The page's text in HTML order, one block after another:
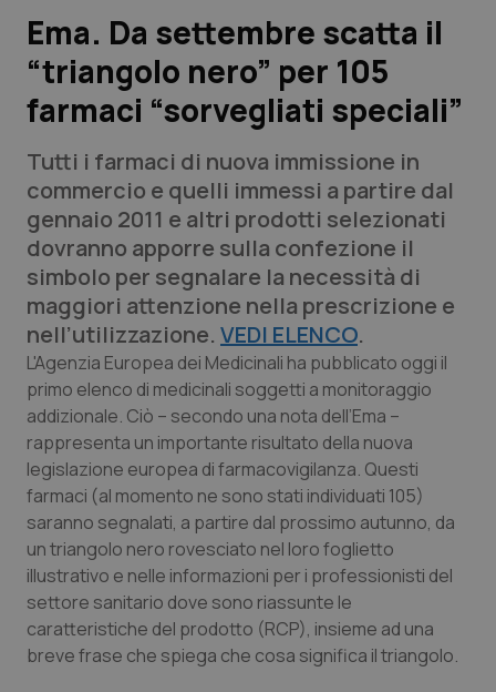
Lavoro e Professioni
Scienza e Farmaci
Studi e Analisi
Lettere al direttore
Edizioni Regionali
QS Pro
Professionisti Sanitari.AI
Abruzzo
Basilicata
Calabria
Campania
Emilia-Romagna
QS Pro Gold
Artrite & artrosi
Asma & BPCO
Car-T
Colesterolo & coronaropatie
QS Club Newsletter
Ema. Da settembre scatta il
“triangolo nero” per 105
farmaci “sorvegliati speciali”
Tutti i farmaci di nuova immissione in
commercio e quelli immessi a partire dal
gennaio 2011 e altri prodotti selezionati
dovranno apporre sulla confezione il
simbolo per segnalare la necessità di
maggiori attenzione nella prescrizione e
nell’utilizzazione. VEDI ELENCO.
L'Agenzia Europea dei Medicinali ha pubblicato oggi il
primo elenco di medicinali soggetti a monitoraggio
addizionale. Ciò – secondo una nota dell’Ema –
rappresenta un importante risultato della nuova
legislazione europea di farmacovigilanza. Questi
farmaci (al momento ne sono stati individuati 105)
saranno segnalati, a partire dal prossimo autunno, da
un triangolo nero rovesciato nel loro foglietto
illustrativo e nelle informazioni per i professionisti del
settore sanitario dove sono riassunte le
caratteristiche del prodotto (RCP), insieme ad una
breve frase che spiega che cosa significa il triangolo.